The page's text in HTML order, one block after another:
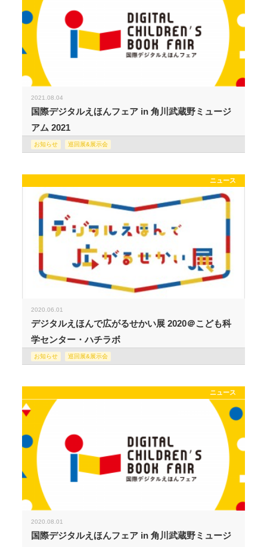
2021.08.04
国際デジタルえほんフェア in 角川武蔵野ミュージ
アム 2021
お知らせ 巡回展&展示会
ニュース
2020.06.01
デジタルえほんで広がるせかい展 2020＠こども科
学センター・ハチラボ
お知らせ 巡回展&展示会
ニュース
2020.08.01
国際デジタルえほんフェア in 角川武蔵野ミュージ